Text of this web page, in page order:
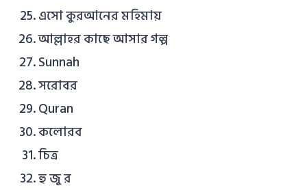
এসো কুরআনের মহিমায়
আল্লাহর কাছে আসার গল্প
Sunnah
সরোবর
Quran
কলোরব
চিত্র
হু জু র